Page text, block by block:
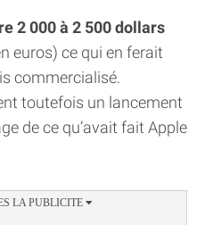
2 000 à 2 500 dollars
euros) ce qui en ferait
commercialisé.
toutefois un lancement
de ce qu’avait fait Apple